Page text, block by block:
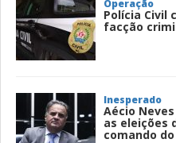
Operação
Polícia Civil
facção
Inesperado
Aécio
as eleições
comando do